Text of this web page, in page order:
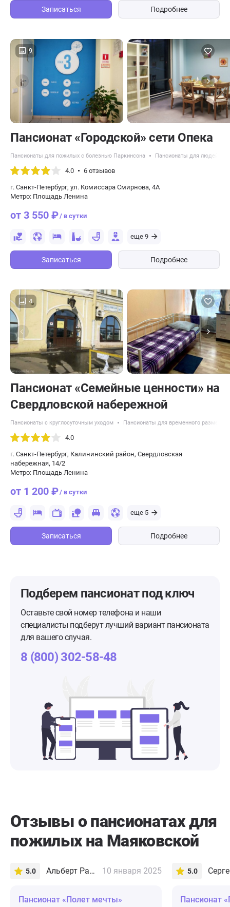
Записаться Подробнее
9
Пансионат «Городской» сети Опека
Пансионаты для пожилых с болезнью Паркинсона Пансионаты для людей с
4.0 6 отзывов
г. Санкт-Петербург, ул. Комиссара Смирнова, 4А
Метро: Площадь Ленина
от 3 550 ₽/ в сутки
еще 9
Записаться Подробнее
4
Пансионат «Семейные ценности» на
Свердловской набережной
Пансионаты с круглосуточным уходом Пансионаты для временного
4.0
г. Санкт-Петербург, Калининский район, Свердловская
набережная, 14/2
Метро: Площадь Ленина
от 1 200 ₽/ в сутки
еще 5
Записаться Подробнее
Подберем пансионатпод ключ
Оставьте свой номер телефона и наши
специалисты подберут лучший вариант пансионата
для вашего случая.
8 (800) 302-58-48
Отзывы о пансионатах для
пожилых на Маяковской
5.0 Альберт Раисов 10 января 2025
Пансионат «Полет мечты»
5.0
Пансионат